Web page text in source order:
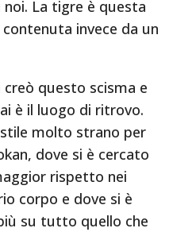
La tigre è questa
invece da un
questo scisma e
è il luogo di ritrovo.
molto strano per
dove si è cercato
rispetto nei
corpo e dove si è
su tutto quello che